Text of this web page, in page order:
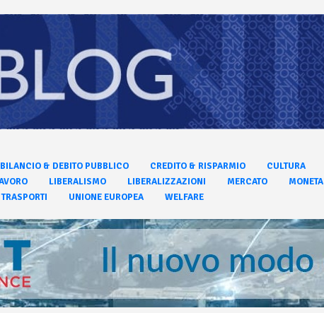
BILANCIO & DEBITO PUBBLICO CREDITO & RISPARMIO CULTURA
LIBERALISMO LIBERALIZZAZIONI MERCATO MONETA
TRASPORTI UNIONE EUROPEA WELFARE